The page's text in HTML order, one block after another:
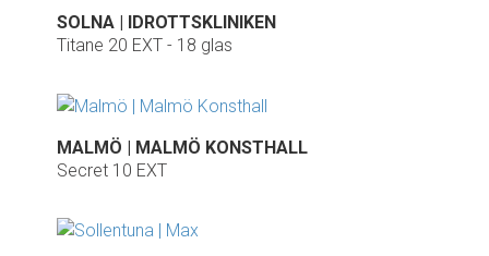
SOLNA | IDROTTSKLINIKEN
Titane 20 EXT - 18 glas
MALMÖ | MALMÖ KONSTHALL
Secret 10 EXT